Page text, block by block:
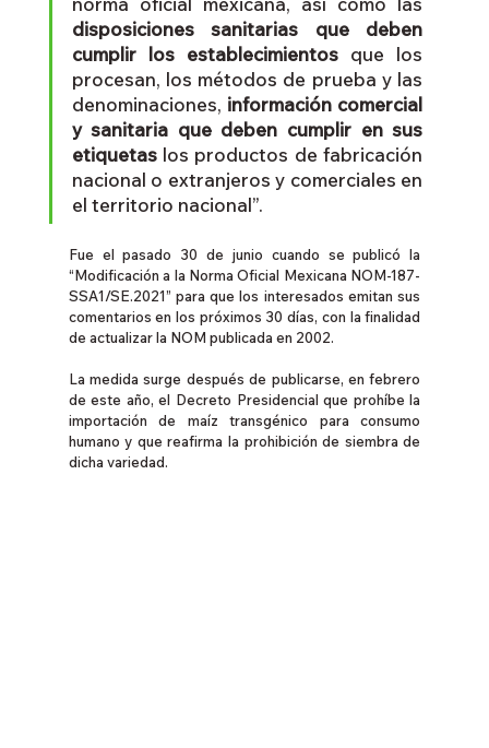
disposiciones sanitarias que deben
cumplir los establecimientos que los
procesan, los métodos de prueba y las
denominaciones, información comercial
y sanitaria que deben cumplir en sus
etiquetas los productos de fabricación
nacional o extranjeros y comerciales en
el territorio nacional”.
Fue el pasado 30 de junio cuando se publicó la
“Modificación a la Norma Oficial Mexicana NOM-187-
SSA1/SE.2021” para que los interesados emitan sus
comentarios en los próximos 30 días, con la finalidad
de actualizar la NOM publicada en 2002.
La medida surge después de publicarse, en febrero
de este año, el Decreto Presidencial que prohíbe la
importación de maíz transgénico para consumo
humano y que reafirma la prohibición de siembra de
dicha variedad.